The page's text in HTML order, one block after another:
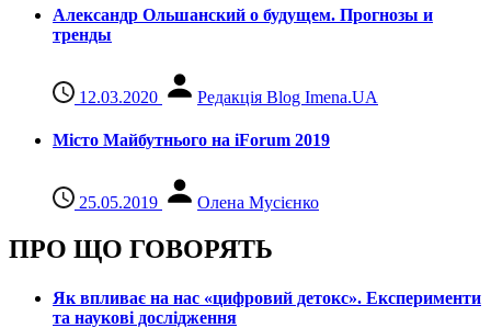
Александр Ольшанский о будущем. Прогнозы и
тренды
12.03.2020 Редакція Blog Imena.UA
Місто Майбутнього на iForum 2019
25.05.2019 Олена Мусієнко
ПРО ЩО ГОВОРЯТЬ
Як впливає на нас «цифровий детокс». Експерименти
та наукові дослідження